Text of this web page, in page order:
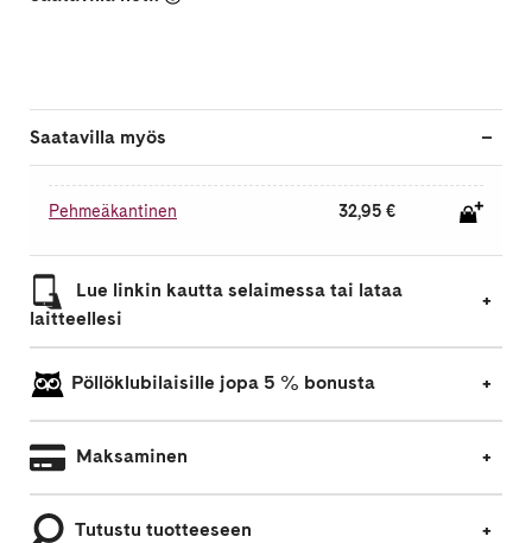
Saatavilla myös
Pehmeäkantinen 32,95 €
Lue linkin kautta selaimessa tai lataa
laitteellesi
Pöllöklubilaisille jopa 5 % bonusta
Maksaminen
Tutustu tuotteeseen